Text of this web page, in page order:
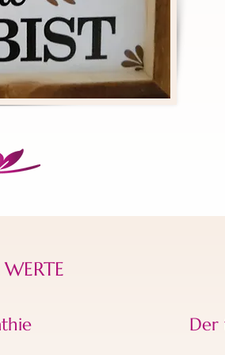
Der